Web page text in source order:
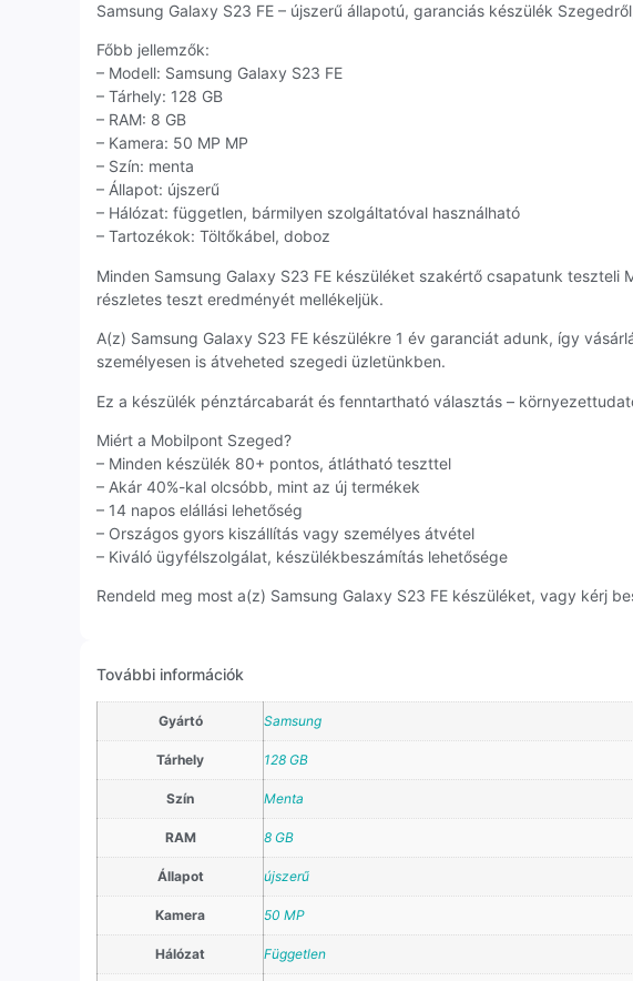
Samsung Galaxy S23 FE – újszerű állapotú, garanciás készülék
Főbb jellemzők:
– Modell: Samsung Galaxy S23 FE
– Tárhely: 128 GB
– RAM: 8 GB
– Kamera: 50 MP MP
– Szín: menta
– Állapot: újszerű
– Hálózat: független, bármilyen szolgáltatóval használható
– Tartozékok: Töltőkábel, doboz
Minden Samsung Galaxy S23 FE készüléket szakértő csapatunk teszteli
részletes teszt eredményét mellékeljük.
A(z) Samsung Galaxy S23 FE készülékre 1 év garanciát adunk, így
személyesen is átveheted szegedi üzletünkben.
Ez a készülék pénztárcabarát és fenntartható választás –
Miért a Mobilpont Szeged?
– Minden készülék 80+ pontos, átlátható teszttel
– Akár 40%-kal olcsóbb, mint az új termékek
– 14 napos elállási lehetőség
– Országos gyors kiszállítás vagy személyes átvétel
– Kiváló ügyfélszolgálat, készülékbeszámítás lehetősége
Rendeld meg most a(z) Samsung Galaxy S23 FE készüléket, vagy kérj
További információk
Gyártó Samsung
Tárhely 128 GB
Szín Menta
RAM 8 GB
Állapot újszerű
Kamera 50 MP
Hálózat Független